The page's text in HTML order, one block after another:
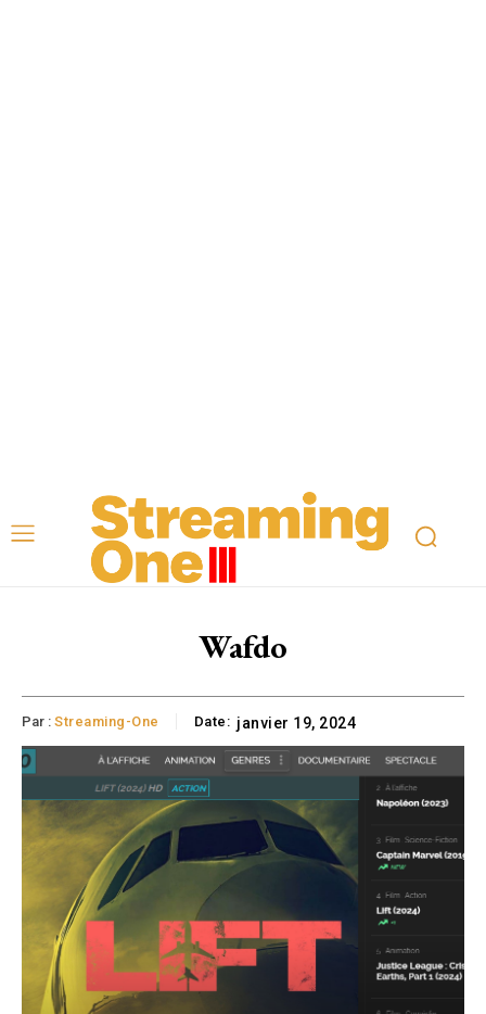
Wafdo
Par : Streaming-One Date: janvier 19, 2024